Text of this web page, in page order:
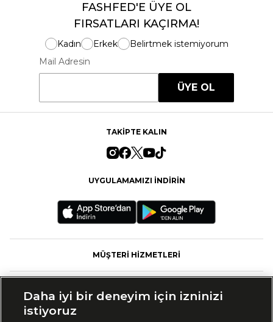
FASHFED'E ÜYE OL
FIRSATLARI KAÇIRMA!
Kadın Erkek
Belirtmek istemiyorum
Mail Adresin
ÜYE OL
TAKİPTE KALIN
UYGULAMAMIZI İNDİRİN
MÜŞTERİ HİZMETLERİ
Daha iyi bir deneyim için izninizi
istiyoruz